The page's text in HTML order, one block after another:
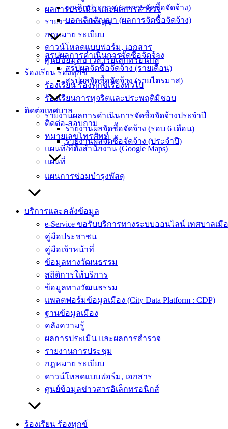
ผลการประเมิน และผลการสำรวจ
รายงานการประชุม
กฎหมาย ระเบียบ
ดาวน์โหลดแบบฟอร์ม, เอกสาร
ศูนย์ข้อมูลข่าวสารอิเล็กทรอนิกส์
ร้องเรียน ร้องทุกข์
ร้องเรียน ร้องทุกข์เรื่องทั่วไป
ร้องเรียนการทุจริตและประพฤติมิชอบ
ติดต่อเทศบาล
ติดต่อ-สอบถาม
หมายเลขโทรศัพท์
แผนที่/ที่ตั้งสำนักงาน (Google Maps)
แผนที่
ยกเลิกประกาศ (ผลการจัดซื้อจัดจ้าง)
บอกเลิกสัญญา (ผลการจัดซื้อจัดจ้าง)
สรุปผลการดำเนินการจัดซื้อจัดจ้าง
สรุปผลจัดซื้อจัดจ้าง (รายเดือน)
สรุปผลจัดซื้อจัดจ้าง (รายไตรมาส)
รายงานผลการดำเนินการจัดซื้อจัดจ้างประจำปี
รายงานผลจัดซื้อจัดจ้าง (รอบ 6 เดือน)
รายงานผลจัดซื้อจัดจ้าง (ประจำปี)
แผนการซ่อมบำรุงพัสดุ
บริการและคลังข้อมูล
e-Service ขอรับบริการทางระบบออนไลน์ เทศบาลเมื
คู่มือประชาชน
คู่มือเจ้าหน้าที่
ข้อมูลทางวัฒนธรรม
สถิติการให้บริการ
ข้อมูลทางวัฒนธรรม
แพลตฟอร์มข้อมูลเมือง (City Data Platform : CDP)
ฐานข้อมูลเมือง
คลังความรู้
ผลการประเมิน และผลการสำรวจ
รายงานการประชุม
กฎหมาย ระเบียบ
ดาวน์โหลดแบบฟอร์ม, เอกสาร
ศูนย์ข้อมูลข่าวสารอิเล็กทรอนิกส์
ร้องเรียน ร้องทุกข์
ม.3 ต.เสม็ด
อ.เมือง จ.ชลบุรี
038-
142-100-104
บริการ
ประชาชน
ดาวน์โหลด
แบบ
ฟอร์ม,
เอกสาร
สำหรับ
ประชาชน/
คู่มือการ
ปฏิบัติ
งาน
ข่าวสาร
น่ารู้
ศุนย์
ข้อมูล
ข่าวสาร
อิเล็กทรอนิกส์
องค์
ความรู้
(Knowledge
Management)